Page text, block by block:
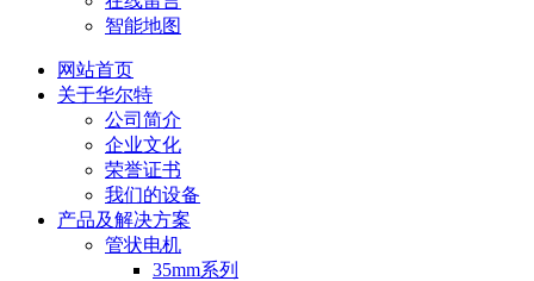
智能地图
网站首页
关于华尔特
公司简介
企业文化
荣誉证书
我们的设备
产品及解决方案
管状电机
35mm系列